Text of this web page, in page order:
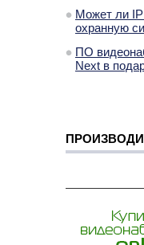
Может ли IP
охранную
ПО
Next в